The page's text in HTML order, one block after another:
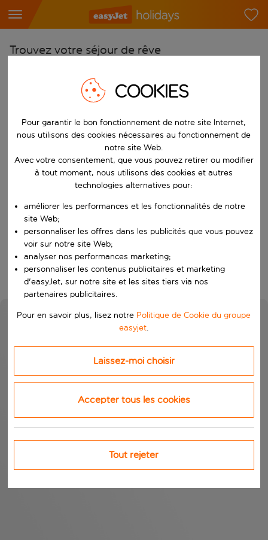
Trouvez votre séjour de rêve
Choisissez votre aéroport
Commencez à taper pour la saisie automatique. Lorsque les
Choisissez votre destination
Vers
Choisissez vos dates
Quand
Rechercher
COOKIES
Pour garantir le bon fonctionnement de notre site Internet,
nous utilisons des cookies nécessaires au fonctionnement de
notre site Web.
Avec votre consentement, que vous pouvez retirer ou modifier
à tout moment, nous utilisons des cookies et autres
technologies alternatives pour:
améliorer les performances et les fonctionnalités de notre
site Web;
personnaliser les offres dans les publicités que vous pouvez
voir sur notre site Web;
analyser nos performances marketing;
personnaliser les contenus publicitaires et marketing
d'easyJet, sur notre site et les sites tiers via nos
partenaires publicitaires.
Pour en savoir plus, lisez notre Politique de Cookie du groupe
easyjet.
Laissez-moi choisir
Accepter tous les cookies
Tout rejeter